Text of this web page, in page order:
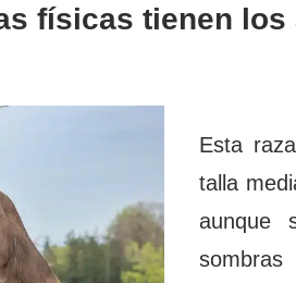
físicas tienen los
Esta
talla
aunque